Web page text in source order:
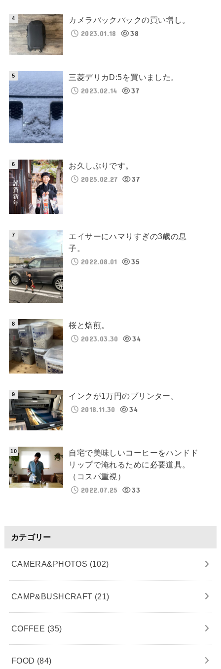
カメラバックパックの買い増し。
2023.01.18
38
三菱デリカD:5を買いました。
2023.02.14
37
お久しぶりです。
2025.02.27
37
エイサーにハマりすぎの3歳の息
子。
2022.08.01
35
桜と焙煎。
2023.03.30
34
インクが1万円のプリンター。
2018.11.30
34
自宅で美味しいコーヒーをハンドド
リップで淹れるために必要道具。
（コスパ重視）
2022.07.25
33
カテゴリー
CAMERA&PHOTOS (102)
CAMP&BUSHCRAFT (21)
COFFEE (35)
FOOD (84)